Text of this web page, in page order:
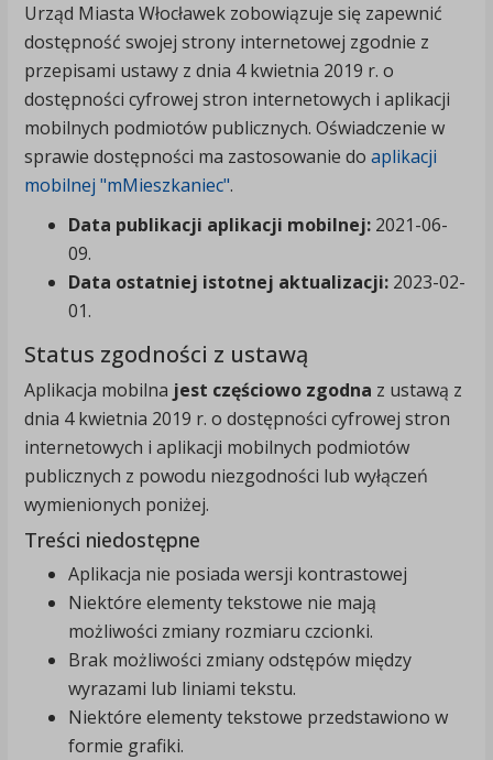
Urząd Miasta Włocławekzobowiązuje się zapewnić
dostępność swojej strony internetowej zgodnie z
przepisami ustawy z dnia 4 kwietnia 2019 r. o
dostępności cyfrowej stron internetowych i aplikacji
mobilnych podmiotów publicznych. Oświadczenie w
sprawie dostępności ma zastosowanie do aplikacji
mobilnej "mMieszkaniec".
Data publikacji aplikacji mobilnej: 2021-06-
09.
Data ostatniej istotnej aktualizacji: 2023-02-
01.
Status zgodności z ustawą
Aplikacja mobilna jest częściowo zgodna z ustawą z
dnia 4 kwietnia 2019 r. o dostępności cyfrowej stron
internetowych i aplikacji mobilnych podmiotów
publicznych z powodu niezgodności lub wyłączeń
wymienionych poniżej.
Treści niedostępne
Aplikacja nie posiada wersji kontrastowej
Niektóre elementy tekstowe nie mają
możliwości zmiany rozmiaru czcionki.
Brak możliwości zmiany odstępów między
wyrazami lub liniami tekstu.
Niektóre elementy tekstowe przedstawiono w
formie grafiki.